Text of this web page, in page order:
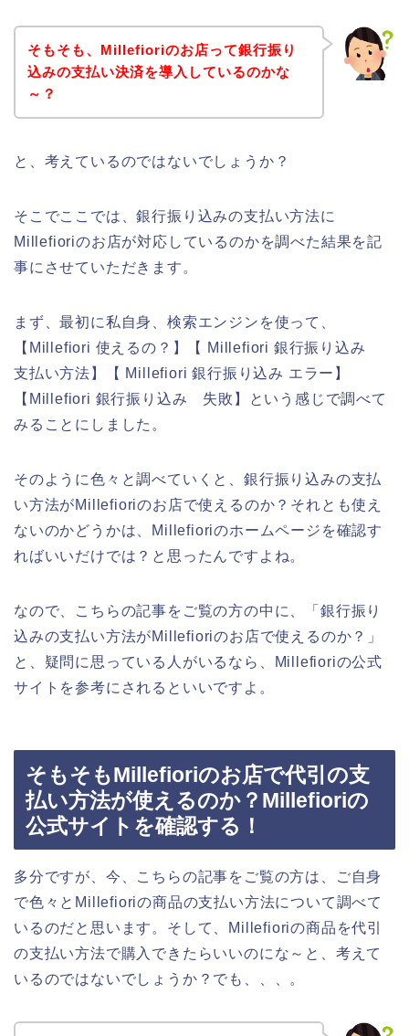
そもそも、Millefioriのお店って銀行振り
込みの支払い決済を導入しているのかな
～？
と、考えているのではないでしょうか？
そこでここでは、銀行振り込みの支払い方法に
Millefioriのお店が対応しているのかを調べた結果を記
事にさせていただきます。
まず、最初に私自身、検索エンジンを使って、
【Millefiori 使えるの？】【 Millefiori 銀行振り込み
支払い方法】【 Millefiori 銀行振り込み エラー】
【Millefiori 銀行振り込み 失敗】という感じで調べて
みることにしました。
そのように色々と調べていくと、銀行振り込みの支払
い方法がMillefioriのお店で使えるのか？それとも使え
ないのかどうかは、Millefioriのホームページを確認す
ればいいだけでは？と思ったんですよね。
なので、こちらの記事をご覧の方の中に、「銀行振り
込みの支払い方法がMillefioriのお店で使えるのか？」
と、疑問に思っている人がいるなら、Millefioriの公式
サイトを参考にされるといいですよ。
そもそもMillefioriのお店で代引の支
払い方法が使えるのか？Millefioriの
公式サイトを確認する！
多分ですが、今、こちらの記事をご覧の方は、ご自身
で色々とMillefioriの商品の支払い方法について調べて
いるのだと思います。そして、Millefioriの商品を代引
の支払い方法で購入できたらいいのにな～と、考えて
いるのではないでしょうか？でも、、、。